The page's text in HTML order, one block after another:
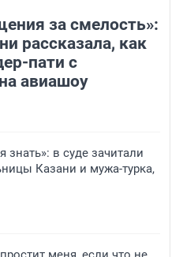
за смелость»:
рассказала, как
пати с
авиашоу
знать»: в суде зачитали
Казани и мужа-турка,